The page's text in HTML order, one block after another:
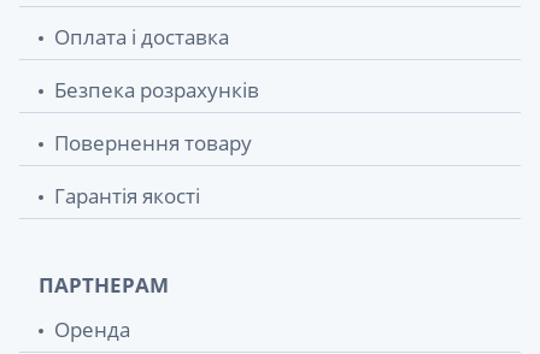
Оплата і доставка
Безпека розрахунків
Повернення товару
Гарантія якості
ПАРТНЕРАМ
Оренда